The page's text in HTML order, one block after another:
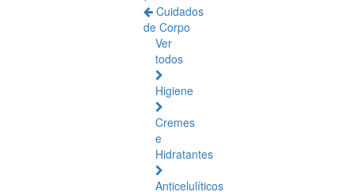
Cuidados
de Corpo
Ver
todos
Higiene
Cremes
e
Hidratantes
Anticelulíticos